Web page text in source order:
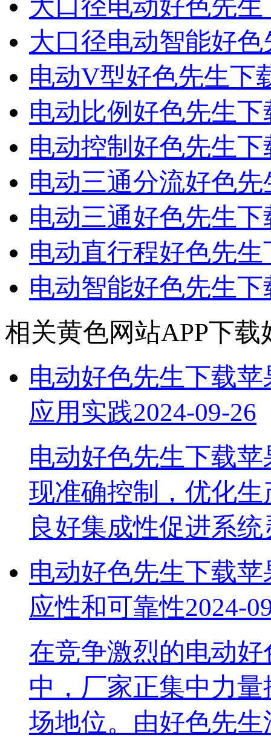
大口径电动好色先
大口径电动智能好
电动V型好色先生下
电动比例好色先生
电动控制好色先生
电动三通分流好色
电动三通好色先生
电动直行程好色先
电动智能好色先生
相关黄色网站APP下载
电动好色先生下载
应用实践2024-09-26
电动好色先生下载
现准确控制，优化生
良好集成性促进系
电动好色先生下载
应性和可靠性2024-
在竞争激烈的电动
中，厂家正集中力
场地位。由好色